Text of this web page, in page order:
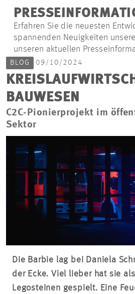
Erfahren Sie die neuesten
spannenden Neuigkeiten
unseren aktuellen
BLOG 09/10/2024
BAUWESEN
C2C-Pionierprojekt im
Sektor
Die Barbie lag bei Daniela
der Ecke. Viel lieber hat sie
Legosteinen gespielt. Eine